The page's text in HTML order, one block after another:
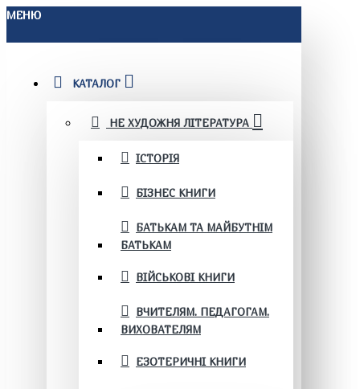
МЕНЮ
КАТАЛОГ
НЕ ХУДОЖНЯ ЛІТЕРАТУРА
ІСТОРІЯ
БІЗНЕС КНИГИ
БАТЬКАМ ТА МАЙБУТНІМ
БАТЬКАМ
ВІЙСЬКОВІ КНИГИ
ВЧИТЕЛЯМ. ПЕДАГОГАМ.
ВИХОВАТЕЛЯМ
ЕЗОТЕРИЧНІ КНИГИ